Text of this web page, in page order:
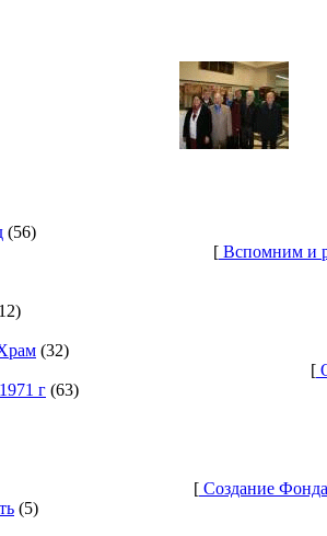
(56)
[ Вспомним и
(32)
[
г (63)
[ Создание
(5)